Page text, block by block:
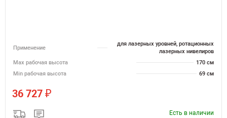
Применение
для лазерных уровней, ротационных
лазерных нивелиров
Мах рабочая высота
170 см
Min рабочая высота
69 см
36 727 ₽
Есть в наличии